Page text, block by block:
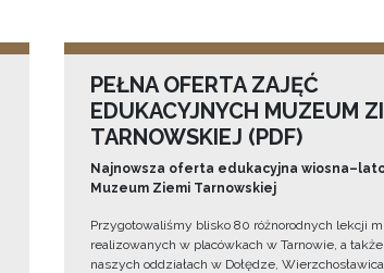
PEŁNA OFERTA ZAJĘĆ
EDUKACYJNYCH MUZEUM
TARNOWSKIEJ (PDF)
Najnowsza oferta edukacyjna
Muzeum Ziemi Tarnowskiej
Przygotowaliśmy blisko 80 różnorodnych lekcji
realizowanych w placówkach w Tarnowie, a
naszych oddziałach w Dołędze,